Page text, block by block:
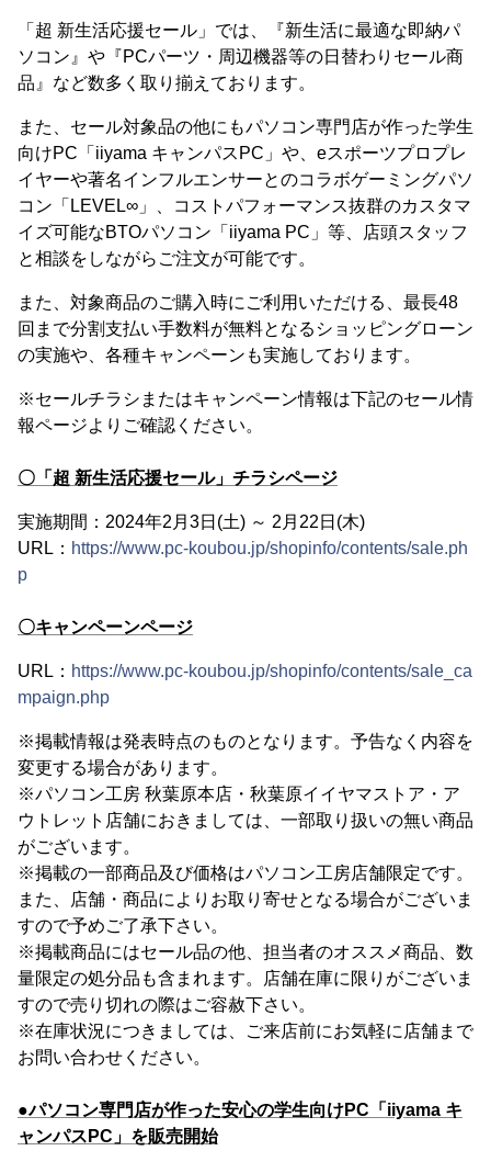
「超 新生活応援セール」では、『新生活に最適な即納パ
ソコン』や『PCパーツ・周辺機器等の日替わりセール商
品』など数多く取り揃えております。
また、セール対象品の他にもパソコン専門店が作った学生
向けPC「iiyama キャンパスPC」や、eスポーツプロプレ
イヤーや著名インフルエンサーとのコラボゲーミングパソ
コン「LEVEL∞」、コストパフォーマンス抜群のカスタマ
イズ可能なBTOパソコン「iiyama PC」等、店頭スタッフ
と相談をしながらご注文が可能です。
また、対象商品のご購入時にご利用いただける、最長48
回まで分割支払い手数料が無料となるショッピングローン
の実施や、各種キャンペーンも実施しております。
※セールチラシまたはキャンペーン情報は下記のセール情
報ページよりご確認ください。
〇「超 新生活応援セール」チラシページ
実施期間：2024年2月3日(土) ～ 2月22日(木)
URL： https://www.pc-koubou.jp/shopinfo/contents/sale.ph
p
〇キャンペーンページ
URL： https://www.pc-koubou.jp/shopinfo/contents/sale_ca
mpaign.php
※掲載情報は発表時点のものとなります。予告なく内容を
変更する場合があります。
※パソコン工房 秋葉原本店・秋葉原イイヤマストア・ア
ウトレット店舗におきましては、一部取り扱いの無い商品
がございます。
※掲載の一部商品及び価格はパソコン工房店舗限定です。
また、店舗・商品によりお取り寄せとなる場合がございま
すので予めご了承下さい。
※掲載商品にはセール品の他、担当者のオススメ商品、数
量限定の処分品も含まれます。店舗在庫に限りがございま
すので売り切れの際はご容赦下さい。
※在庫状況につきましては、ご来店前にお気軽に店舗まで
お問い合わせください。
●パソコン専門店が作った安心の学生向けPC「iiyama キ
ャンパスPC」を販売開始